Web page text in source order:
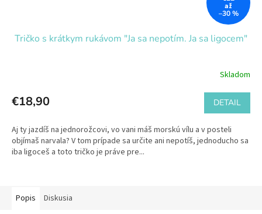
až
–30 %
Tričko s krátkym rukávom "Ja sa nepotím. Ja sa ligocem"
Skladom
€18,90 DETAIL
Aj ty jazdíš na jednorožcovi, vo vani máš morskú vílu a v posteli
objímaš narvala? V tom prípade sa určite ani nepotíš, jednoducho sa
iba ligoceš a toto tričko je práve pre...
Popis Diskusia